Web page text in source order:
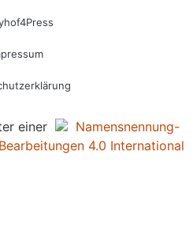
einer
Namensnennung-
4.0 International